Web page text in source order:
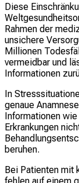
Diese
Rahmen der
unsichere
Millionen
vermeidbar und
Informationen
In
genaue
Informationen
Erkrankungen
beruhen.
Bei Patienten mit